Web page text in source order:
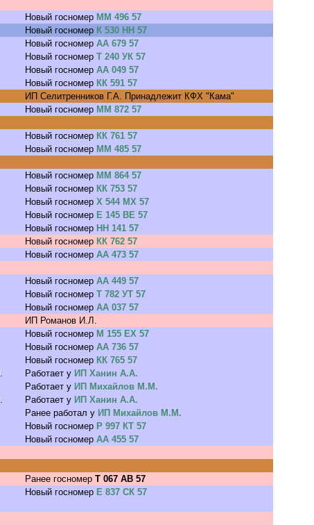
Новый госномер ММ 496 57
Новый госномер К 530 НН 57
Новый госномер АА 679 57
Новый госномер Т 240 УК 57
Новый госномер АА 049 57
Новый госномер КК 591 57
ИП Селитренников Г.А. Принадлежит КФХ "Кама"
Новый госномер ММ 872 57
Новый госномер КК 761 57
Новый госномер ММ 485 57
Новый госномер ММ 864 57
Новый госномер КК 753 57
Новый госномер Х 544 МХ 57
Новый госномер Е 145 ВЕ 57
Новый госномер НН 141 57
Новый госномер КК 762 57
Новый госномер АА 473 57
Новый госномер АА 449 57
Новый госномер Т 782 УТ 57
Новый госномер АА 037 57
ИП Романов И.Л.
Новый госномер М 155 ЕХ 57
Новый госномер АА 736 57
Новый госномер КК 765 57
Работает у ИП Ханин А.А.
Работает у ИП Михайлов М.М.
Работает у ИП Ханин А.А.
Ранее работал у ИП Михайлов М.М.
Новый госномер Р 997 КТ 57
Новый госномер АА 455 57
Ранее госномер Т 067 АВ 57
Новый госномер Е 837 СК 57